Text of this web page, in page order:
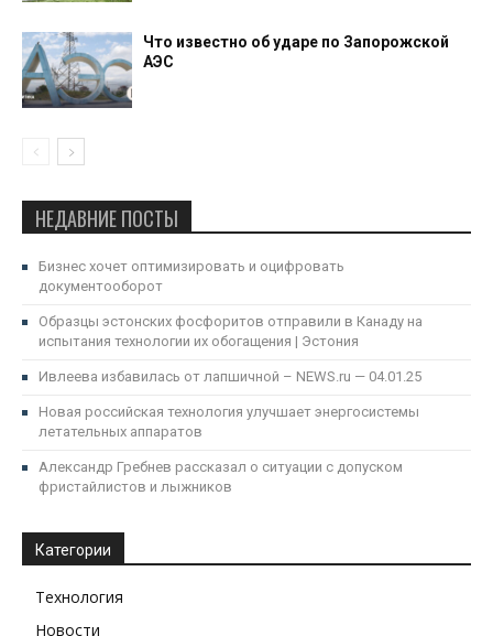
Что известно об ударе по Запорожской
АЭС
НЕДАВНИЕ ПОСТЫ
Бизнес хочет оптимизировать и оцифровать
документооборот
Образцы эстонских фосфоритов отправили в Канаду на
испытания технологии их обогащения | Эстония
Ивлеева избавилась от лапшичной – NEWS.ru — 04.01.25
Новая российская технология улучшает энергосистемы
летательных аппаратов
Александр Гребнев рассказал о ситуации с допуском
фристайлистов и лыжников
Категории
Технология
Новости